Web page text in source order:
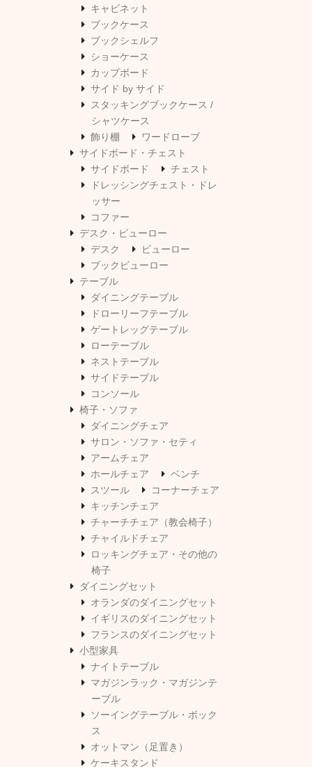
キャビネット
ブックケース
ブックシェルフ
ショーケース
カップボード
サイド by サイド
スタッキングブックケース /
シャツケース
飾り棚
ワードローブ
サイドボード・チェスト
サイドボード
チェスト
ドレッシングチェスト・ドレ
ッサー
コファー
デスク・ビューロー
デスク
ビューロー
ブックビューロー
テーブル
ダイニングテーブル
ドローリーフテーブル
ゲートレッグテーブル
ローテーブル
ネストテーブル
サイドテーブル
コンソール
椅子・ソファ
ダイニングチェア
サロン・ソファ・セティ
アームチェア
ホールチェア
ベンチ
スツール
コーナーチェア
キッチンチェア
チャーチチェア（教会椅子）
チャイルドチェア
ロッキングチェア・その他の
椅子
ダイニングセット
オランダのダイニングセット
イギリスのダイニングセット
フランスのダイニングセット
小型家具
ナイトテーブル
マガジンラック・マガジンテ
ーブル
ソーイングテーブル・ボック
ス
オットマン（足置き）
ケーキスタンド